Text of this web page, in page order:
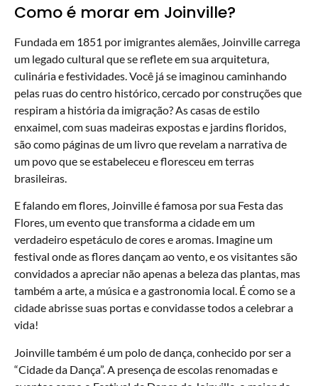
Como é morar em Joinville?
Fundada em 1851 por imigrantes alemães, Joinville carrega
um legado cultural que se reflete em sua arquitetura,
culinária e festividades. Você já se imaginou caminhando
pelas ruas do centro histórico, cercado por construções que
respiram a história da imigração? As casas de estilo
enxaimel, com suas madeiras expostas e jardins floridos,
são como páginas de um livro que revelam a narrativa de
um povo que se estabeleceu e floresceu em terras
brasileiras.
E falando em flores, Joinville é famosa por sua Festa das
Flores, um evento que transforma a cidade em um
verdadeiro espetáculo de cores e aromas. Imagine um
festival onde as flores dançam ao vento, e os visitantes são
convidados a apreciar não apenas a beleza das plantas, mas
também a arte, a música e a gastronomia local. É como se a
cidade abrisse suas portas e convidasse todos a celebrar a
vida!
Joinville também é um polo de dança, conhecido por ser a
“Cidade da Dança”. A presença de escolas renomadas e